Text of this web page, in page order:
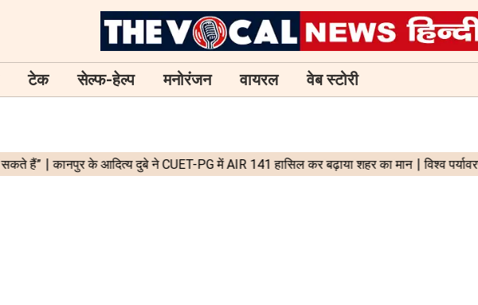
टेक सेल्फ-हेल्प मनोरंजन वायरल वेब स्टोरी